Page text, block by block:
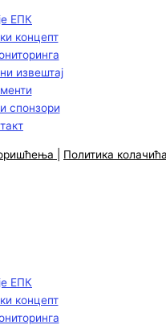
ЕПК
концепт
извештај
спонзори
Политика
ЕПК
концепт